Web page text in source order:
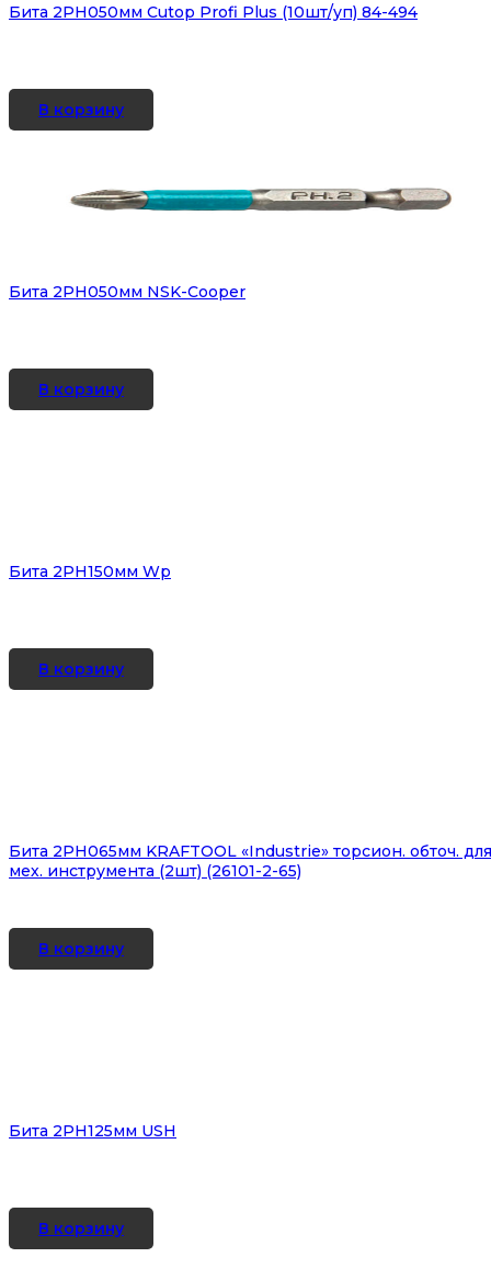
Бита 2PH050мм Cutop Profi Plus (10шт/уп) 84-494
В корзину
Бита 2PH050мм NSK-Cooper
В корзину
Бита 2PH150мм Wр
В корзину
Бита 2PH065мм KRAFTOOL «Industrie» торсион. обточ. для
мех. инструмента (2шт) (26101-2-65)
В корзину
Бита 2PH125мм USH
В корзину